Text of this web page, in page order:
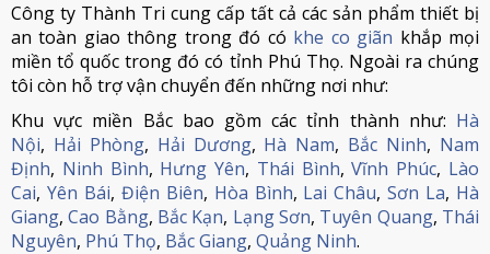
Công ty Thành Tri cung cấp tất cả các sản phẩm thiết bị
an toàn giao thông trong đó có khe co giãn khắp mọi
miền tổ quốc trong đó có tỉnh Phú Thọ. Ngoài ra chúng
tôi còn hỗ trợ vận chuyển đến những nơi như:
Khu vực miền Bắc bao gồm các tỉnh thành như: Hà
Nội, Hải Phòng, Hải Dương, Hà Nam, Bắc Ninh, Nam
Định, Ninh Bình, Hưng Yên, Thái Bình,Vĩnh Phúc, Lào
Cai, Yên Bái, Điện Biên, Hòa Bình, Lai Châu,Sơn La, Hà
Giang,Cao Bằng, Bắc Kạn, Lạng Sơn, Tuyên Quang, Thái
Nguyên, Phú Thọ, Bắc Giang, Quảng Ninh.